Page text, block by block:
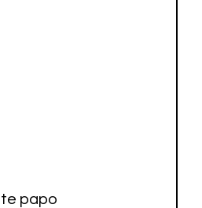
papo